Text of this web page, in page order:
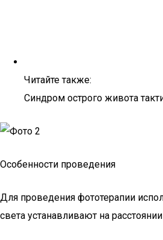
Читайте также:
Синдром острого живота
Особенности проведения
Для проведения фототерапии
света устанавливают на